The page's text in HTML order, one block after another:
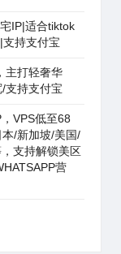
IP|适合tiktok
持支付宝
主打轻奢华
支持支付宝
VPS低至68
/新加坡/美国/
支持解锁美区
营